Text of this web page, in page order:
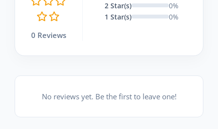
0 Reviews
2 Star(s)
0%
1 Star(s)
0%
No reviews yet. Be the first to leave one!